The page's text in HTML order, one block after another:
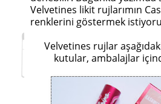
Velvetines likit rujlarımın
renklerini göstermek
Velvetines rujlar
kutular, ambalajlar